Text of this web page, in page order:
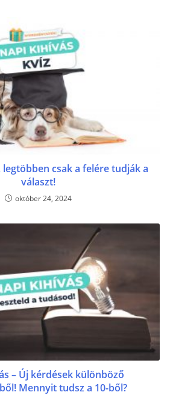
legtöbben csak a felére tudják a
választ!
október 24, 2024
– Új kérdések különböző
Mennyit tudsz a 10-ből?